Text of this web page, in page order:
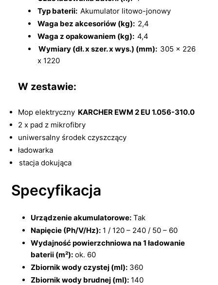
Typ baterii: Akumulator litowo-jonowy
Waga bez akcesoriów (kg): 2,4
Waga z opakowaniem (kg): 4,4
Wymiary (dł. x szer. x wys.) (mm): 305 x 226
x 1220
W zestawie:
Mop elektryczny KARCHER EWM 2 EU 1.056-310.0
2 x pad z mikrofibry
uniwersalny środek czyszczący
ładowarka
stacja dokująca
Specyfikacja
Urządzenie akumulatorowe: Tak
Napięcie (Ph/V/Hz): 1 / 120 – 240 / 50 – 60
Wydajność powierzchniowa na 1 ładowanie
baterii (m²): ok. 60
Zbiornik wody czystej (ml): 360
Zbiornik wody brudnej (ml): 140